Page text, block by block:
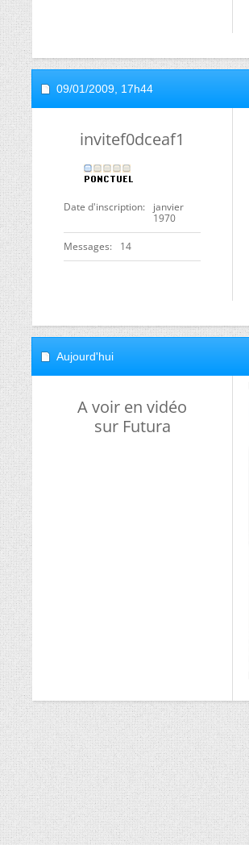
09/01/2009, 17h44
invitef0dceaf1
Date d'inscription
janvier
1970
Messages 14
Aujourd'hui
A voir en vidéo
sur Futura